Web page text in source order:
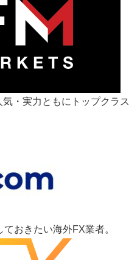
・実力ともにトップクラス
おきたい海外FX業者。